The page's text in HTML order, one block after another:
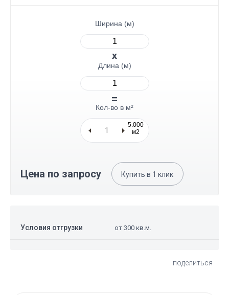
Ширина (м)
Длина (м)
Кол-во в м²
5.000
м2
Цена по запросу Купить в 1 клик
Условия отгрузки от 300 кв.м.
поделиться